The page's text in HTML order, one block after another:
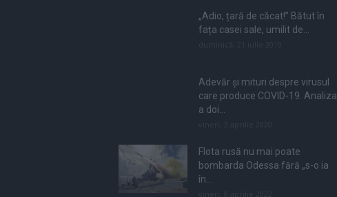
„Adio, țară de căcat!” Bătut în
fața casei sale, umilit de...
Adevăr și mituri despre virusul
care produce COVID-19. Analiza
a doi...
Flota rusă nu mai poate
bombarda Odessa fără „s-o ia
în...